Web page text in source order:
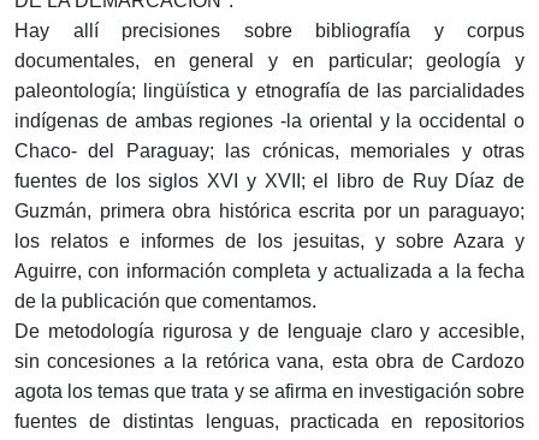
Hay allí precisiones sobre bibliografía y corpus
documentales, en general y en particular; geología y
paleontología; lingüística y etnografía de las parcialidades
indígenas de ambas regiones -la oriental y la occidental o
Chaco- del Paraguay; las crónicas, memoriales y otras
fuentes de los siglos XVI y XVII; el libro de Ruy Díaz de
Guzmán, primera obra histórica escrita por un paraguayo;
los relatos e informes de los jesuitas, y sobre Azara y
Aguirre, con información completa y actualizada a la fecha
de la publicación que comentamos.
De metodología rigurosa y de lenguaje claro y accesible,
sin concesiones a la retórica vana, esta obra de Cardozo
agota los temas que trata y se afirma en investigación sobre
fuentes de distintas lenguas, practicada en repositorios